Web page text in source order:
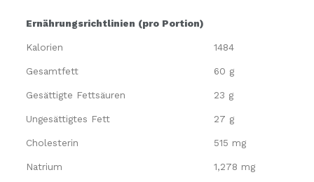
Ernährungsrichtlinien (pro Portion)
Kalorien 1484
Gesamtfett 60 g
Gesättigte Fettsäuren 23 g
Ungesättigtes Fett 27 g
Cholesterin 515 mg
Natrium 1,278 mg